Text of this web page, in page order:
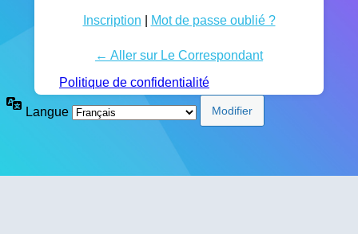
Inscription Mot de passe oublié ?
← Aller sur Le Correspondant
Politique de confidentialité
Langue